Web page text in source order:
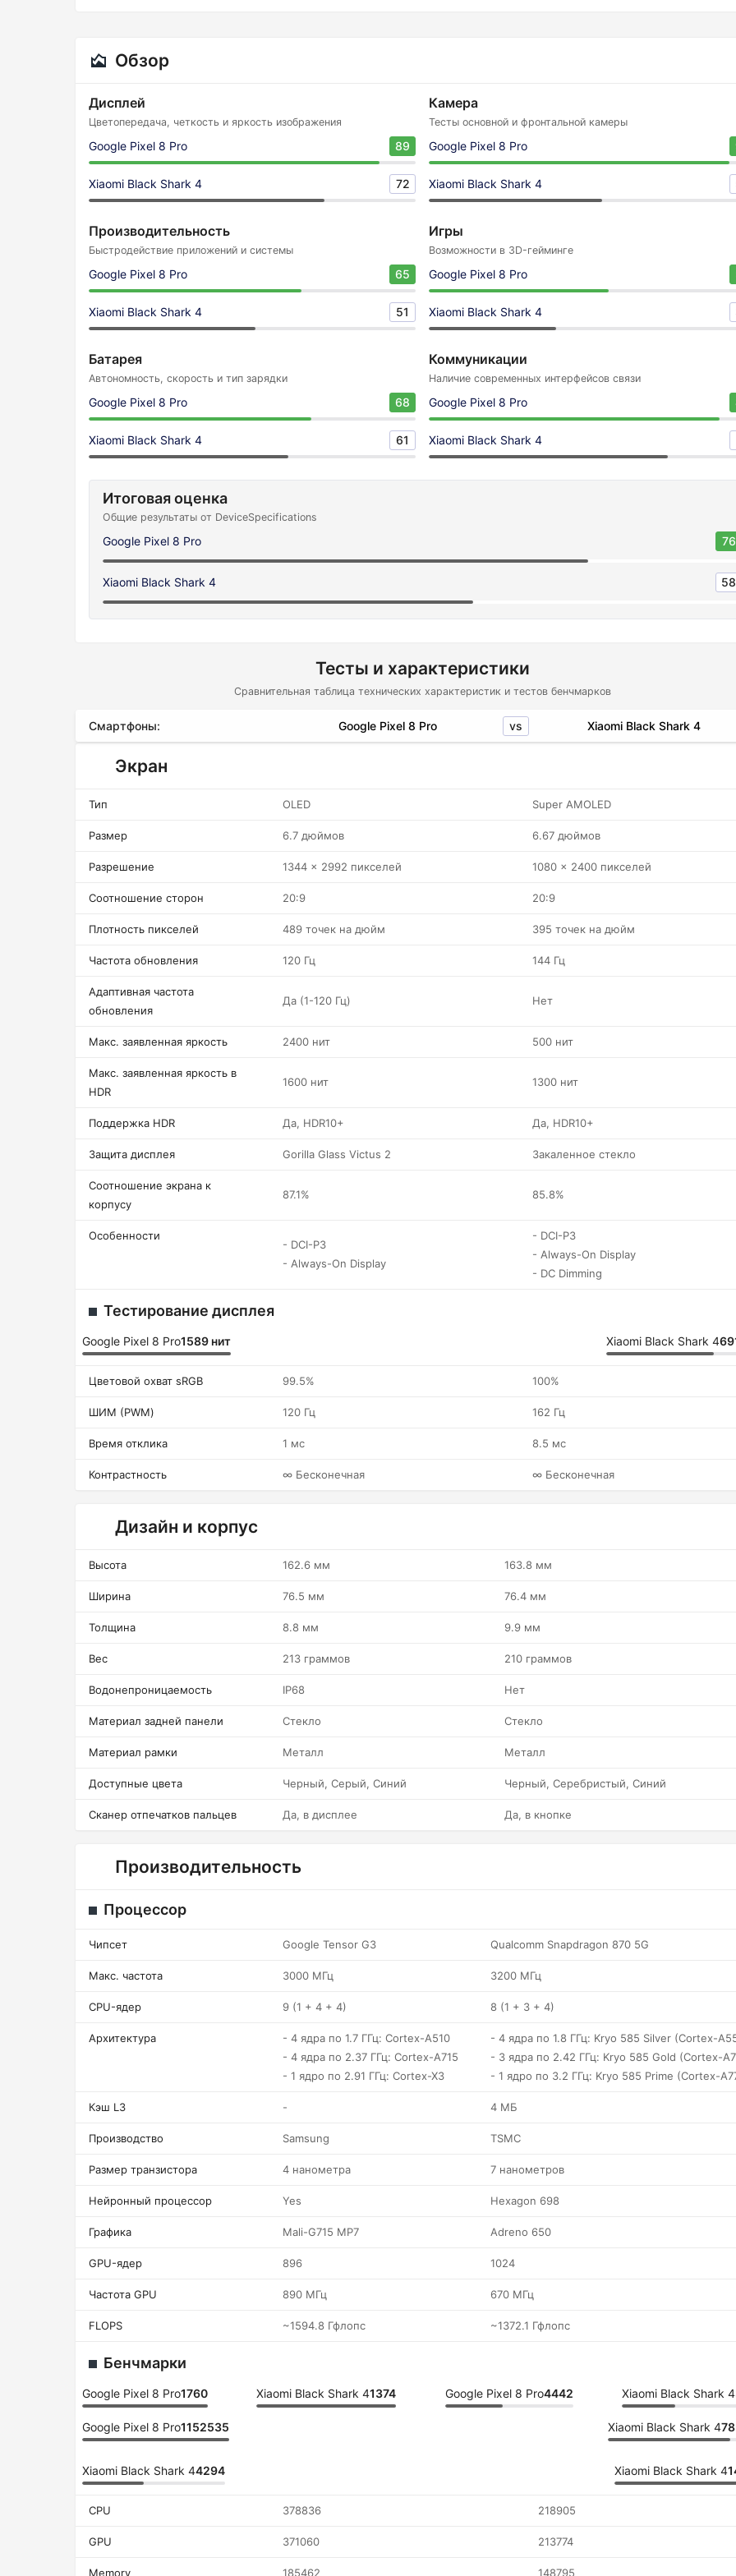
Обзор
Дисплей
Цветопередача, четкость и яркость изображения
Google Pixel 8 Pro 89
Xiaomi Black Shark 4 72
Камера
Тесты основной и фронтальной камеры
Google Pixel 8 Pro
Xiaomi Black Shark 4
Производительность
Быстродействие приложений и системы
Google Pixel 8 Pro 65
Xiaomi Black Shark 4 51
Игры
Возможности в 3D-гейминге
Google Pixel 8 Pro
Xiaomi Black Shark 4
Батарея
Автономность, скорость и тип зарядки
Google Pixel 8 Pro 68
Xiaomi Black Shark 4 61
Коммуникации
Наличие современных интерфейсов связи
Google Pixel 8 Pro
Xiaomi Black Shark 4
Итоговая оценка
Общие результаты от DeviceSpecifications
Google Pixel 8 Pro 76
Xiaomi Black Shark 4 58
Тесты и характеристики
Сравнительная таблица технических характеристик и тестов бенчмарков
Смартфоны: Google Pixel 8 Pro vs Xiaomi Black Shark 4
Экран
Тип OLED Super AMOLED
Размер 6.7 дюймов 6.67 дюймов
Разрешение 1344 x 2992 пикселей 1080 x 2400 пикселей
Соотношение сторон 20:9 20:9
Плотность пикселей 489 точек на дюйм 395 точек на дюйм
Частота обновления 120 Гц 144 Гц
Адаптивная частота
обновления
Да (1-120 Гц) Нет
Макс. заявленная яркость 2400 нит 500 нит
Макс. заявленная яркость в
HDR
1600 нит 1300 нит
Поддержка HDR Да, HDR10+ Да, HDR10+
Защита дисплея Gorilla Glass Victus 2 Закаленное стекло
Соотношение экрана к
корпусу
87.1% 85.8%
Особенности
- DCI-P3
- Always-On Display
- DCI-P3
- Always-On Display
- DC Dimming
Тестирование дисплея
Google Pixel 8 Pro1589 нит Xiaomi Black Shark 4
Цветовой охват sRGB 99.5% 100%
ШИМ (PWM) 120 Гц 162 Гц
Время отклика 1 мс 8.5 мс
Контрастность ∞ Бесконечная ∞ Бесконечная
Дизайн и корпус
Высота 162.6 мм 163.8 мм
Ширина 76.5 мм 76.4 мм
Толщина 8.8 мм 9.9 мм
Вес 213 граммов 210 граммов
Водонепроницаемость IP68 Нет
Материал задней панели Стекло Стекло
Материал рамки Металл Металл
Доступные цвета Черный, Серый, Синий Черный, Серебристый, Синий
Сканер отпечатков пальцев Да, в дисплее Да, в кнопке
Производительность
Процессор
Чипсет Google Tensor G3 Qualcomm Snapdragon 870 5G
Макс. частота 3000 МГц 3200 МГц
CPU-ядер 9 (1 + 4 + 4) 8 (1 + 3 + 4)
Архитектура
- 4 ядра по 1.7 ГГц: Cortex-A510
- 4 ядра по 2.37 ГГц: Cortex-A715
- 1 ядро по 2.91 ГГц: Cortex-X3
- 4 ядра по 1.8 ГГц: Kryo 585 Silver (Cortex-
- 3 ядра по 2.42 ГГц: Kryo 585 Gold (Cortex-
- 1 ядро по 3.2 ГГц: Kryo 585 Prime (Cortex-
Кэш L3 - 4 МБ
Производство Samsung TSMC
Размер транзистора 4 нанометра 7 нанометров
Нейронный процессор Yes Hexagon 698
Графика Mali-G715 MP7 Adreno 650
GPU-ядер 896 1024
Частота GPU 890 МГц 670 МГц
FLOPS ~1594.8 Гфлопс ~1372.1 Гфлопс
Бенчмарки
Google Pixel 8 Pro1760 Xiaomi Black Shark 41374 Google Pixel 8 Pro4442 Xiaomi Black Shark 4
Google Pixel 8 Pro1152535 Xiaomi Black Shark 4
Xiaomi Black Shark 44294 Xiaomi Black Shark 4
CPU 378836 218905
GPU 371060 213774
Memory 185462 148795